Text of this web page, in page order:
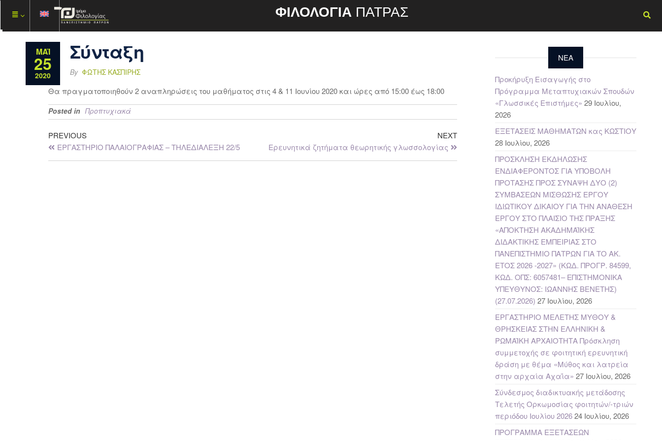
ΦΙΛΟΛΟΓΙΑ ΠΑΤΡΑΣ
ΜΆΙ
25
2020
Σύνταξη
By ΦΏΤΗΣ ΚΑΣΠΊΡΗΣ
Θα πραγματοποιηθούν 2 αναπληρώσεις του μαθήματος στις 4 & 11 Ιουνίου 2020 και ώρες από 15:00 έως 18:00
Posted in Προπτυχιακά
PREVIOUS
ΕΡΓΑΣΤΗΡΙΟ ΠΑΛΑΙΟΓΡΑΦΙΑΣ – ΤΗΛΕΔΙΑΛΕΞΗ 22/5
NEXT
Ερευνητικά ζητήματα θεωρητικής γλωσσολογίας
NEA
Προκήρυξη Εισαγωγής στο
Πρόγραμμα Μεταπτυχιακών Σπουδών
«Γλωσσικές Επιστήμες» 29 Ιουλίου,
2026
ΕΞΕΤΑΣΕΙΣ ΜΑΘΗΜΑΤΩΝ κας ΚΩΣΤΙΟΥ
28 Ιουλίου, 2026
ΠΡΟΣΚΛΗΣΗ ΕΚΔΗΛΩΣΗΣ
ΕΝΔΙΑΦΕΡΟΝΤΟΣ ΓΙΑ ΥΠΟΒΟΛΗ
ΠΡΟΤΑΣΗΣ ΠΡΟΣ ΣΥΝΑΨΗ ΔΥΟ (2)
ΣΥΜΒΑΣΕΩΝ ΜΙΣΘΩΣΗΣ ΕΡΓΟΥ
ΙΔΙΩΤΙΚΟΥ ΔΙΚΑΙΟΥ ΓΙΑ ΤΗΝ ΑΝΑΘΕΣΗ
ΕΡΓΟΥ ΣΤΟ ΠΛΑΙΣΙΟ ΤΗΣ ΠΡΑΞΗΣ
«ΑΠΟΚΤΗΣΗ ΑΚΑΔΗΜΑΪΚΗΣ
ΔΙΔΑΚΤΙΚΗΣ ΕΜΠΕΙΡΙΑΣ ΣΤΟ
ΠΑΝΕΠΙΣΤΗΜΙΟ ΠΑΤΡΩΝ ΓΙΑ ΤΟ ΑΚ.
ΕΤΟΣ 2026 -2027» (ΚΩΔ. ΠΡΟΓΡ. 84599,
ΚΩΔ. ΟΠΣ: 6057481– ΕΠΙΣΤΗΜΟΝΙΚΑ
ΥΠΕΥΘΥΝΟΣ: ΙΩΑΝΝΗΣ ΒΕΝΕΤΗΣ)
(27.07.2026) 27 Ιουλίου, 2026
ΕΡΓΑΣΤΗΡΙΟ ΜΕΛΕΤΗΣ ΜΥΘΟΥ &
ΘΡΗΣΚΕΙΑΣ ΣΤΗΝ ΕΛΛΗΝΙΚΗ &
ΡΩΜΑΪΚΗ ΑΡΧΑΙΟΤΗΤΑ Πρόσκληση
συμμετοχής σε φοιτητική ερευνητική
δράση με θέμα «Μύθος και λατρεία
στην αρχαία Αχαΐα» 27 Ιουλίου, 2026
Σύνδεσμος διαδικτυακής μετάδοσης
Τελετής Ορκωμοσίας φοιτητών/-τριών
περιόδου Ιουλίου 2026 24 Ιουλίου, 2026
ΠΡΟΓΡΑΜΜΑ ΕΞΕΤΑΣΕΩΝ